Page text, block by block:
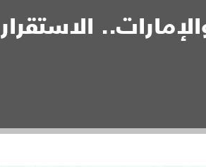
الاستقرار